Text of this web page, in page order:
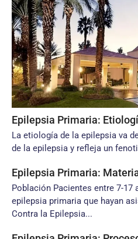
Epilepsia Primaria:
La etiología de la epilepsia va
de la epilepsia y refleja un
Epilepsia Primaria:
Población Pacientes entre 7-
epilepsia primaria que hayan
Contra la Epilepsia...